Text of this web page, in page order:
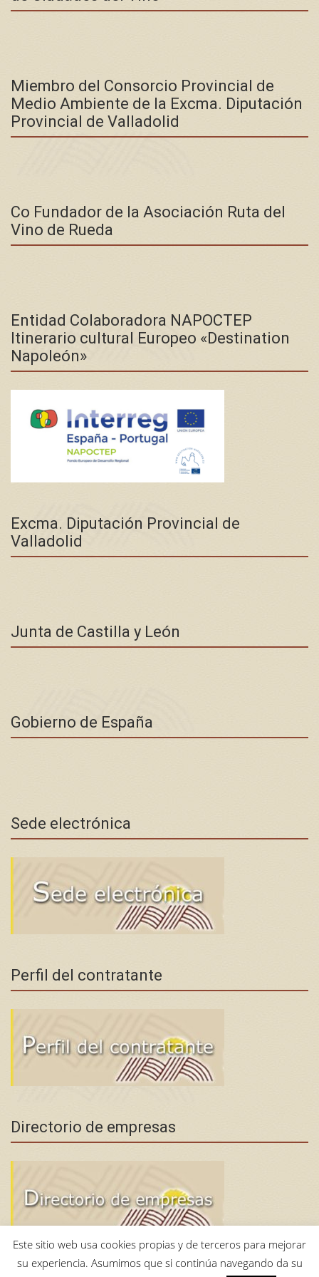
Miembro del Consorcio Provincial de
Medio Ambiente de la Excma. Diputación
Provincial de Valladolid
Co Fundador de la Asociación Ruta del
Vino de Rueda
Entidad Colaboradora NAPOCTEP
Itinerario cultural Europeo «Destination
Napoleón»
Excma. Diputación Provincial de
Valladolid
Junta de Castilla y León
Gobierno de España
Sede electrónica
Perfil del contratante
Directorio de empresas
Este sitio web usa cookies propias y de terceros para mejorar
su experiencia. Asumimos que si continúa navegando da su